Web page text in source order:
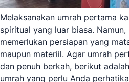
Melaksanakan umrah pertama
spiritual yang luar biasa.
memerlukan persiapan yang
maupun materiil. Agar umrah
dan penuh berkah, berikut
umrah yang perlu Anda